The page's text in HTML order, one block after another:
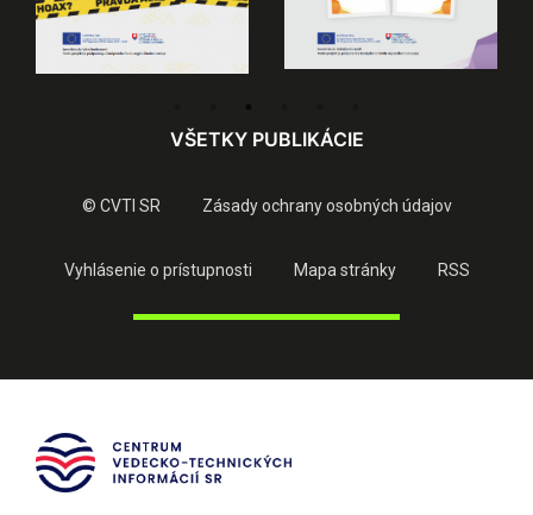
VŠETKY PUBLIKÁCIE
© CVTI SR Zásady ochrany osobných údajov
Vyhlásenie o prístupnosti Mapa stránky RSS